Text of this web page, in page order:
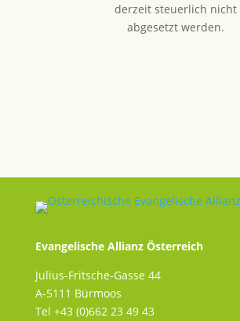
derzeit steuerlich nicht
abgesetzt werden.
Evangelische Allianz Österreich
Julius-Fritsche-Gasse 44
A-5111 Bürmoos
Tel +43 (0)662 23 49 43